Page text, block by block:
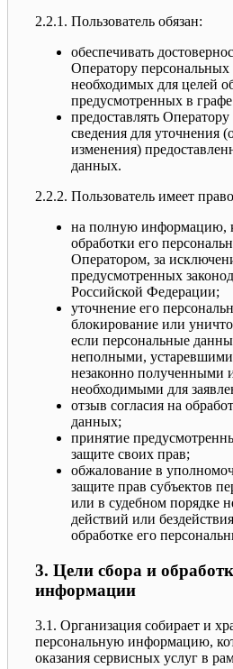
2.2.1. Пользователь обязан:
обеспечивать
Оператору
необходимых для целей
предусмотренных в
предоставлять
сведения для уточнения
изменения)
данных.
2.2.2. Пользователь имеет
на полную информацию,
обработки его
Оператором, за
предусмотренных
Российской Федерации;
уточнение его
блокирование или
если персональные
неполными,
незаконно полученными
необходимыми для
отзыв согласия на
данных;
принятие
защите своих прав;
обжалование в
защите прав субъектов
или в судебном порядке
действий или
обработке его
3. Цели сбора и
информации
3.1. Организация собирает и
персональную информацию,
оказания сервисных услуг в